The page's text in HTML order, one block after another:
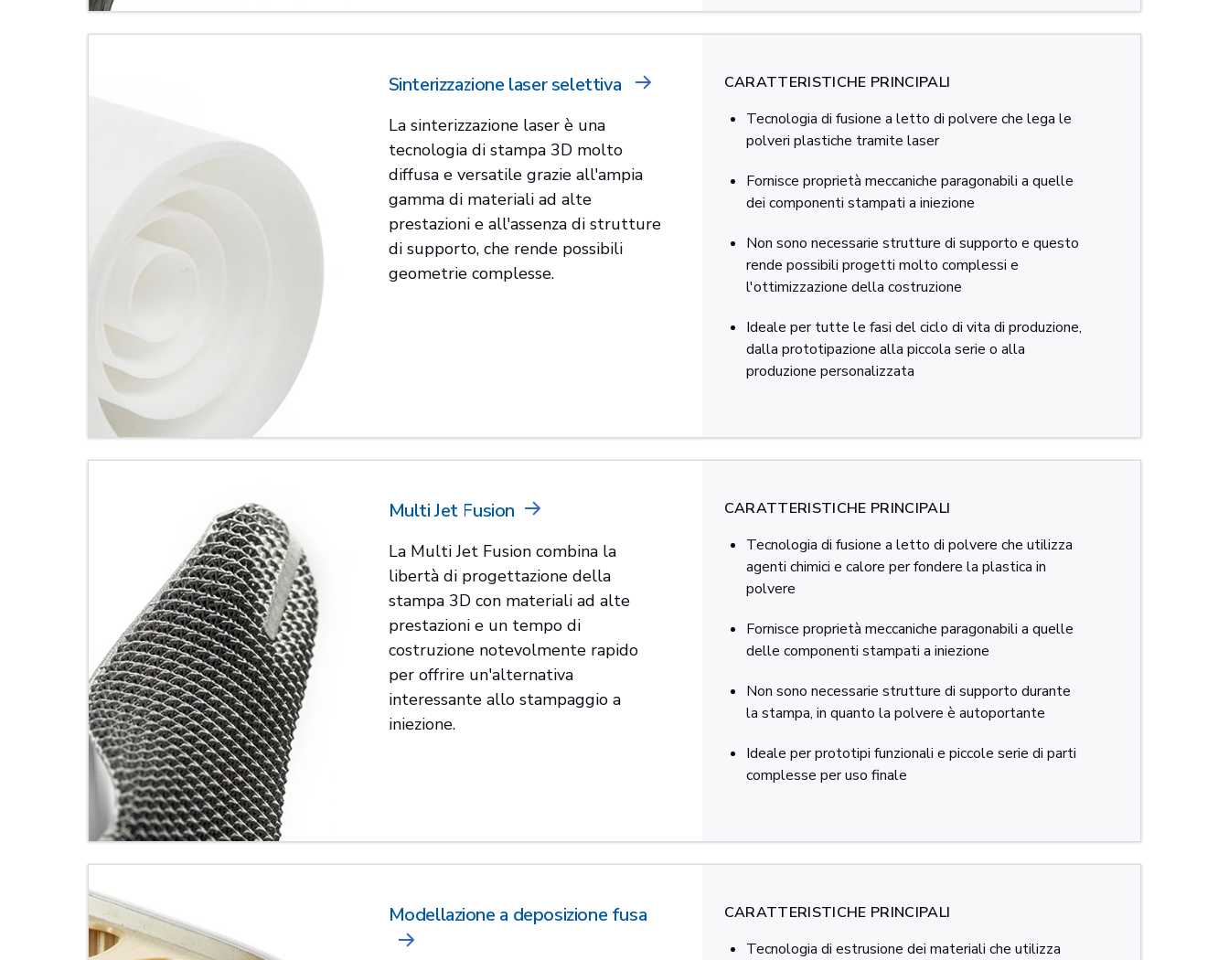
Sinterizzazione laser selettiva
La sinterizzazione laser è una
tecnologia di stampa 3D molto
diffusa e versatile grazie all'ampia
gamma di materiali ad alte
prestazioni e all'assenza di strutture
di supporto, che rende possibili
geometrie complesse.
CARATTERISTICHE PRINCIPALI
Tecnologia di fusione a letto di polvere che lega le
polveri plastiche tramite laser
Fornisce proprietà meccaniche paragonabili a quelle
dei componenti stampati a iniezione
Non sono necessarie strutture di supporto e questo
rende possibili progetti molto complessi e
l'ottimizzazione della costruzione
Ideale per tutte le fasi del ciclo di vita di produzione,
dalla prototipazione alla piccola serie o alla
produzione personalizzata
Multi Jet Fusion
La Multi Jet Fusion combina la
libertà di progettazione della
stampa 3D con materiali ad alte
prestazioni e un tempo di
costruzione notevolmente rapido
per offrire un'alternativa
interessante allo stampaggio a
iniezione.
CARATTERISTICHE PRINCIPALI
Tecnologia di fusione a letto di polvere che utilizza
agenti chimici e calore per fondere la plastica in
polvere
Fornisce proprietà meccaniche paragonabili a quelle
delle componenti stampati a iniezione
Non sono necessarie strutture di supporto durante
la stampa, in quanto la polvere è autoportante
Ideale per prototipi funzionali e piccole serie di parti
complesse per uso finale
Modellazione a deposizione fusa
CARATTERISTICHE PRINCIPALI
Tecnologia di estrusione dei materiali che utilizza